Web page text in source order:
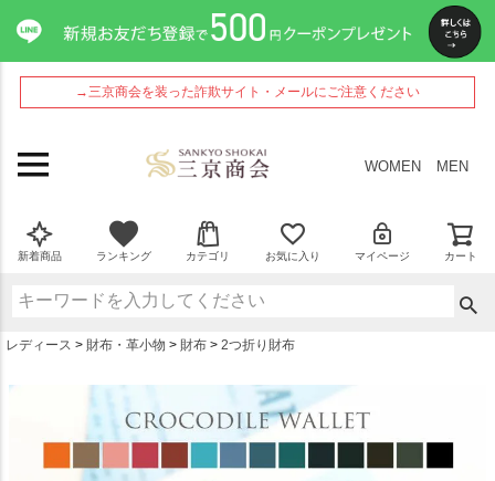
→三京商会を装った詐欺サイト・メールにご注意ください
WOMEN MEN
新着商品 ランキング カテゴリ お気に入り マイページ カート
レディース 財布・革小物 財布 2つ折り財布
ペー
ジト
ップ
へ